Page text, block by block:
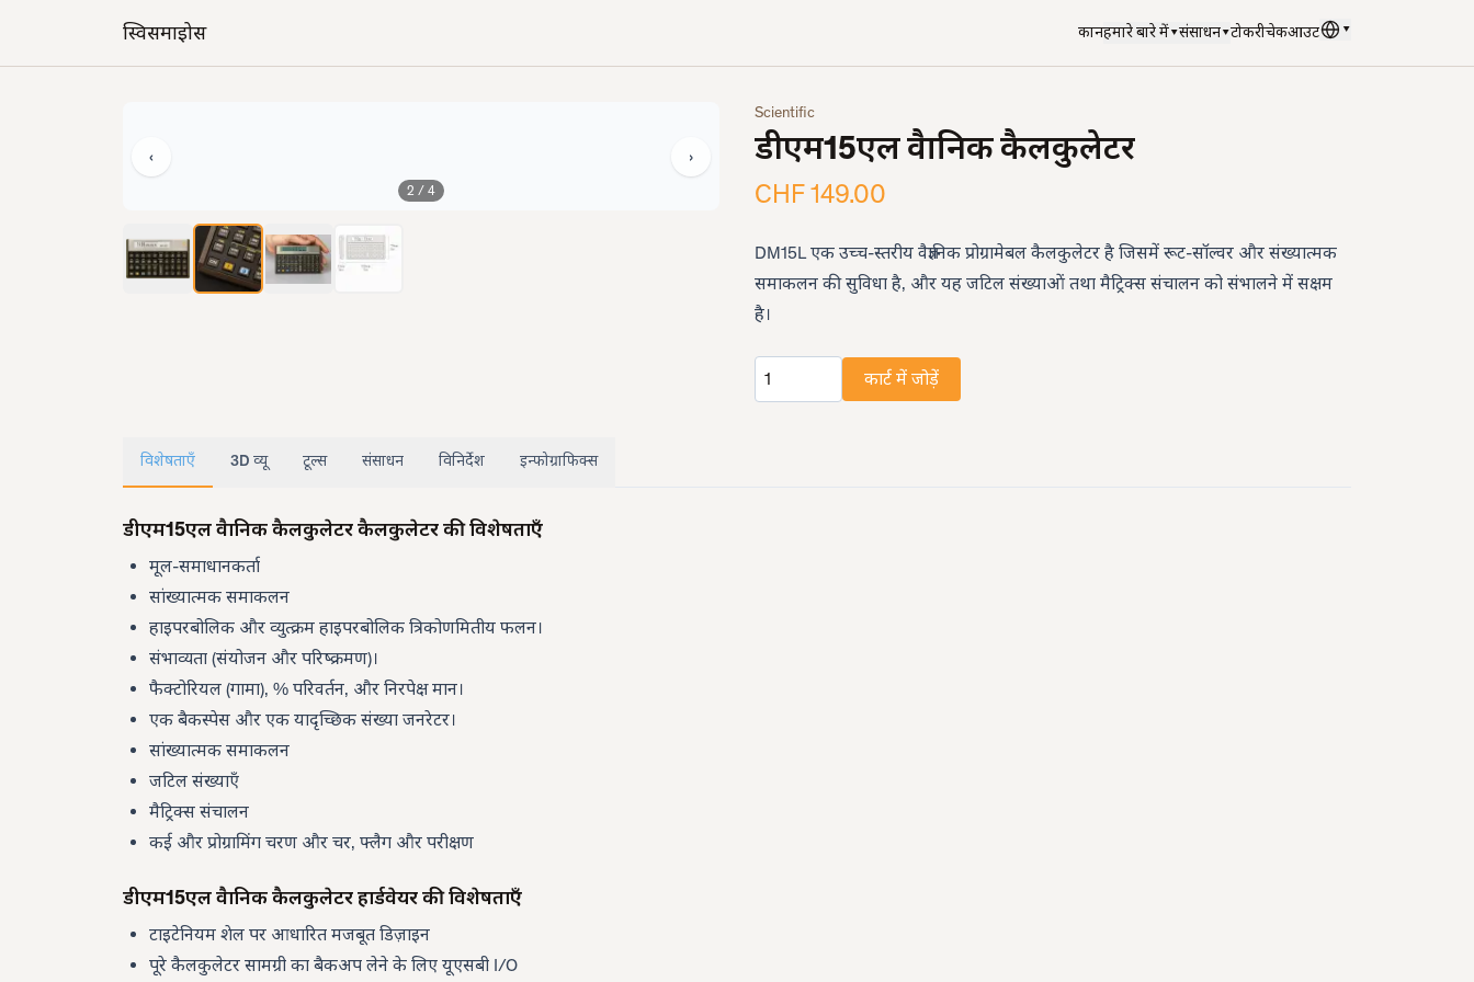
स्विसमाइक्रोस दुकानहमारे बारे में▾संसाधन▾टोकरीचेकआउटभाषा ▾
‹ ›
2 / 4
Scientific
डीएम15एल वैज्ञानिक कैलकुलेटर
CHF 149.00
DM15L एक उच्च-स्तरीय वैज्ञानिक प्रोग्रामेबल कैलकुलेटर है जिसमें रूट-सॉल्वर और संख्यात्मक
समाकलन की सुविधा है, और यह जटिल संख्याओं तथा मैट्रिक्स संचालन को संभालने में सक्षम
है।
मात्रा
कार्ट में जोड़ें
विशेषताएँ 3D व्यू टूल्स संसाधन विनिर्देश इन्फोग्राफिक्स
डीएम15एल वैज्ञानिक कैलकुलेटर कैलकुलेटर की विशेषताएँ
मूल-समाधानकर्ता
सांख्यात्मक समाकलन
हाइपरबोलिक और व्युत्क्रम हाइपरबोलिक त्रिकोणमितीय फलन।
संभाव्यता (संयोजन और परिष्क्रमण)।
फैक्टोरियल (गामा), % परिवर्तन, और निरपेक्ष मान।
एक बैकस्पेस और एक यादृच्छिक संख्या जनरेटर।
सांख्यात्मक समाकलन
जटिल संख्याएँ
मैट्रिक्स संचालन
कई और प्रोग्रामिंग चरण और चर, फ्लैग और परीक्षण
डीएम15एल वैज्ञानिक कैलकुलेटर हार्डवेयर की विशेषताएँ
टाइटेनियम शेल पर आधारित मजबूत डिज़ाइन
पूरे कैलकुलेटर सामग्री का बैकअप लेने के लिए यूएसबी I/O